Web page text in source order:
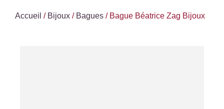
Accueil / Bijoux / Bagues / Bague Béatrice Zag Bijoux